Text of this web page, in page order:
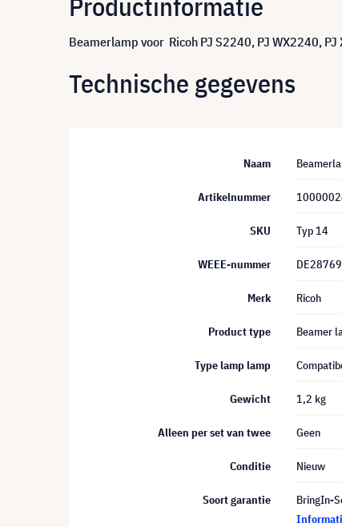
Beamerlamp voor Ricoh PJ S2240, PJ WX2240,
Technische gegevens
Naam
Artikelnummer
SKU Typ 14
WEEE-nummer
Merk Ricoh
Product type Beamer
Type lamp lamp
Gewicht 1,2 kg
Alleen per set van twee Geen
Conditie Nieuw
Soort garantie
BringIn-